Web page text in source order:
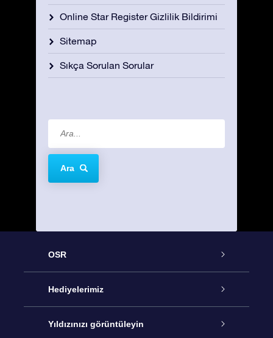
Online Star Register Gizlilik Bildirimi
Sitemap
Sıkça Sorulan Sorular
Ara
OSR
Hizmet
İletişim
Hediyelerimiz
Çevrimiçi Yıldız Hediyesi
Yıldızınızı görüntüleyin